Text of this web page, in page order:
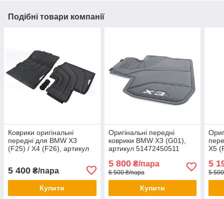
Подібні товари компанії
Коврики оригінальні
передні для BMW X3
(F25) / X4 (F26), артикул
5 400 ₴/пара
Купити
Оригінальні передні
коврики BMW X3 (G01),
артикул 51472450511
5 800₴/пара
6 500 ₴/пара
Купити
X5
5
5